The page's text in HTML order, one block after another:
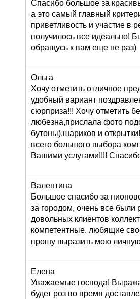
Спасибо большое за
а это самый главный
приветливость и участие в
получилось все идеально!
обращусь к вам еще не раз)
Ольга
Хочу отметить отличное
удобный вариант
сюрприза!!! Хочу отметить
любезна,прислала фото
бутоны),шариков и
всего большого выбора
Вашими услугами!!!!
Валентина
Большое спасибо за
за городом, очень все были
довольных клиентов
компетентные, любящие
прошу выразить мою
Елена
Уважаемые господа!
будет роз во время